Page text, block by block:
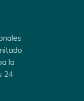
la
24